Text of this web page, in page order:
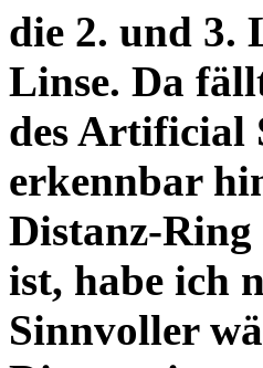
die 2. und 3.
Linse. Da
des Artificial
erkennbar
Distanz-
ist, habe ich
Sinnvoller